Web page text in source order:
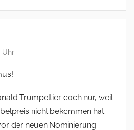
Uhr
Trumpeltier doch nur, weil
nicht bekommen hat.
der neuen Nominierung